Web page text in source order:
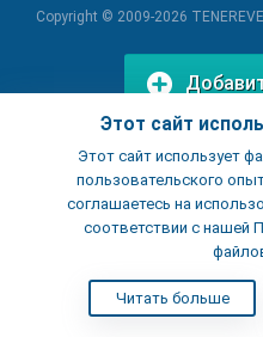
Этот сайт
Этот сайт использует
пользовательского
соглашаетесь на
соответствии с нашей
Читать больше
Copyright © 2009-2026